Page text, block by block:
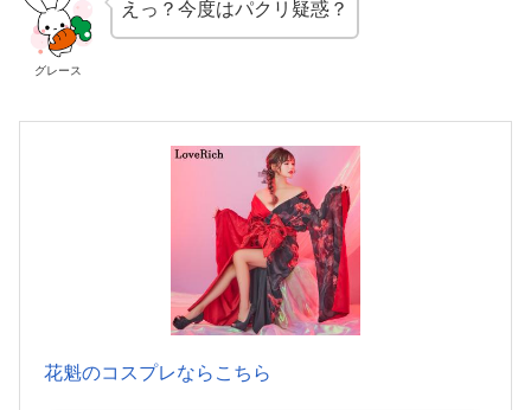
グレース
えっ？今度はパクリ疑惑？
花魁のコスプレならこちら